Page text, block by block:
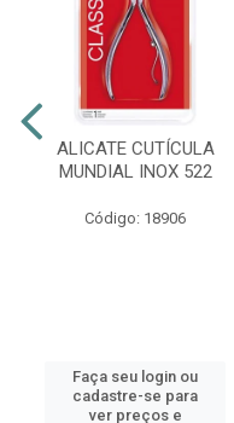
ALICATE CUTÍCULA
MUNDIAL INOX 522
Código: 18906
Faça seu login ou
cadastre-se para
ver preços e